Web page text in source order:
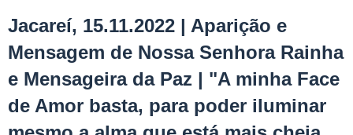
Jacareí, 15.11.2022 | Aparição e
Mensagem de Nossa Senhora Rainha
e Mensageira da Paz | "A minha Face
de Amor basta, para poder iluminar